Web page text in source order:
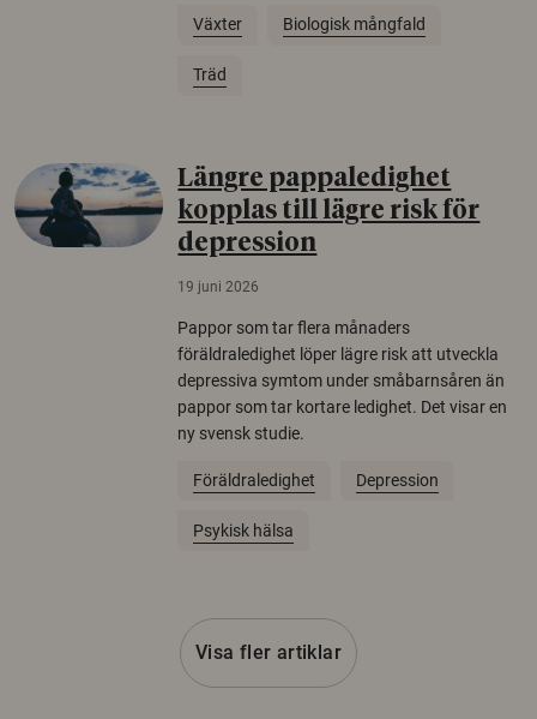
Växter Biologisk mångfald
Träd
Längre pappaledighet
kopplas till lägre risk för
depression
19 juni 2026
Pappor som tar flera månaders
föräldraledighet löper lägre risk att utveckla
depressiva symtom under småbarnsåren än
pappor som tar kortare ledighet. Det visar en
ny svensk studie.
Föräldraledighet Depression
Psykisk hälsa
Visa fler artiklar